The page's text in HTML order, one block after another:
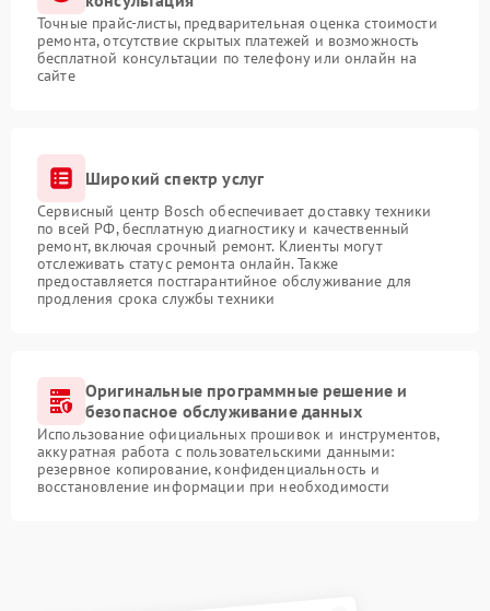
Точные прайс-листы, предварительная оценка стоимости
ремонта, отсутствие скрытых платежей и возможность
бесплатной консультации по телефону или онлайн на
сайте
Широкий спектр услуг
Сервисный центр Bosch обеспечивает доставку техники
по всей РФ, бесплатную диагностику и качественный
ремонт, включая срочный ремонт. Клиенты могут
отслеживать статус ремонта онлайн. Также
предоставляется постгарантийное обслуживание для
продления срока службы техники
Оригинальные программные решение и
безопасное обслуживание данных
Использование официальных прошивок и инструментов,
аккуратная работа с пользовательскими данными:
резервное копирование, конфиденциальность и
восстановление информации при необходимости